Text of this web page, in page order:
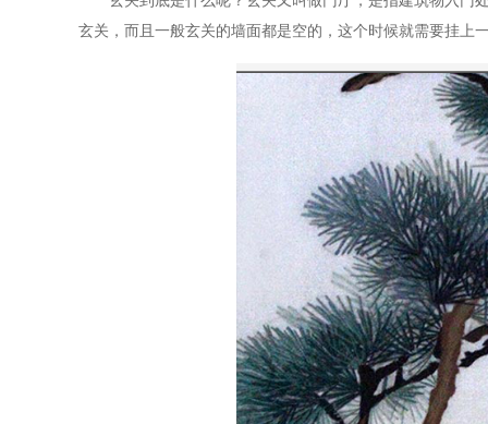
玄关，而且一般玄关的墙面都是空的，这个时候就需要挂上